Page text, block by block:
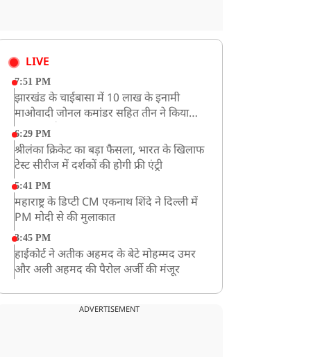
LIVE
7:51 PM
झारखंड के चाईबासा में 10 लाख के इनामी
माओवादी जोनल कमांडर सहित तीन ने किया
आत्मसमर्पण
6:29 PM
श्रीलंका क्रिकेट का बड़ा फैसला, भारत के खिलाफ
टेस्ट सीरीज में दर्शकों की होगी फ्री एंट्री
5:41 PM
महाराष्ट्र के डिप्टी CM एकनाथ शिंदे ने दिल्ली में
PM मोदी से की मुलाकात
3:45 PM
हाईकोर्ट ने अतीक अहमद के बेटे मोहम्मद उमर
और अली अहमद की पैरोल अर्जी की मंजूर
CM योगी का सपा पर हमला, कहा- वोट बैंक की
ADVERTISEMENT